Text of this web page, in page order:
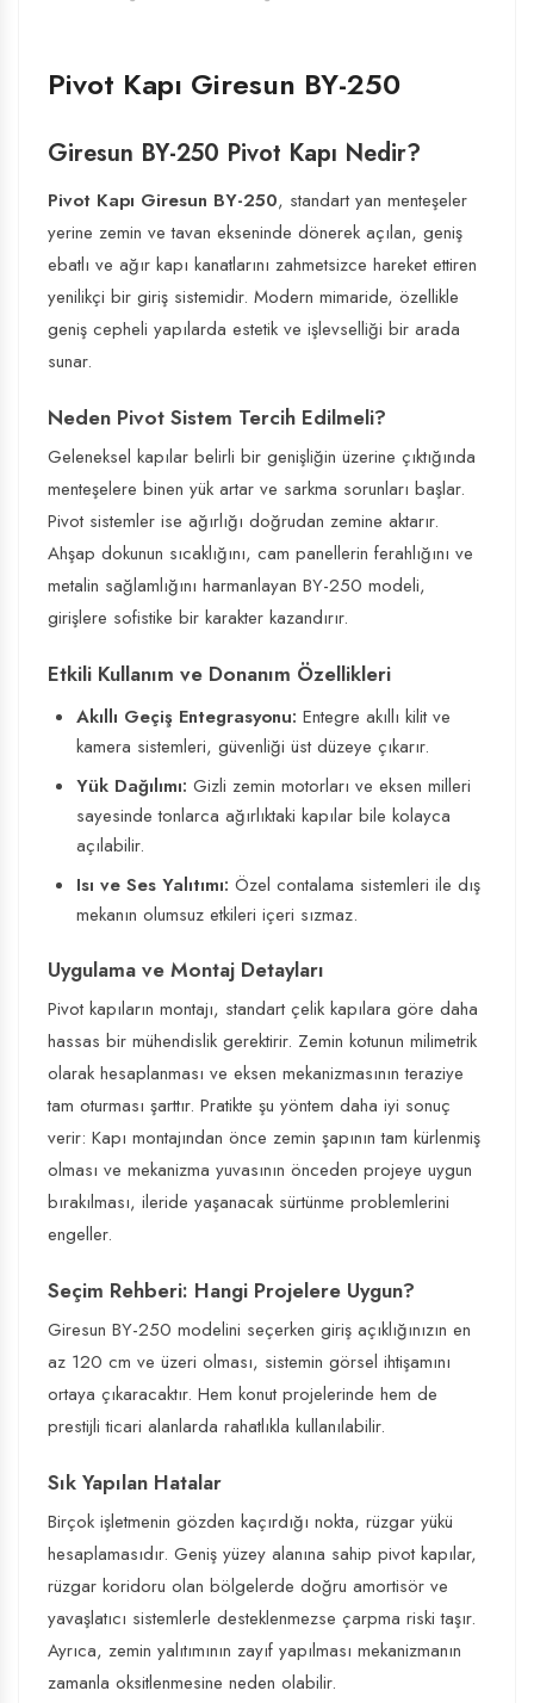
Pivot Kapı Giresun BY-250
Giresun BY-250 Pivot Kapı Nedir?
Pivot Kapı Giresun BY-250, standart yan menteşeler
yerine zemin ve tavan ekseninde dönerek açılan, geniş
ebatlı ve ağır kapı kanatlarını zahmetsizce hareket ettiren
yenilikçi bir giriş sistemidir. Modern mimaride, özellikle
geniş cepheli yapılarda estetik ve işlevselliği bir arada
sunar.
Neden Pivot Sistem Tercih Edilmeli?
Geleneksel kapılar belirli bir genişliğin üzerine çıktığında
menteşelere binen yük artar ve sarkma sorunları başlar.
Pivot sistemler ise ağırlığı doğrudan zemine aktarır.
Ahşap dokunun sıcaklığını, cam panellerin ferahlığını ve
metalin sağlamlığını harmanlayan BY-250 modeli,
girişlere sofistike bir karakter kazandırır.
Etkili Kullanım ve Donanım Özellikleri
Akıllı Geçiş Entegrasyonu: Entegre akıllı kilit ve
kamera sistemleri, güvenliği üst düzeye çıkarır.
Yük Dağılımı: Gizli zemin motorları ve eksen milleri
sayesinde tonlarca ağırlıktaki kapılar bile kolayca
açılabilir.
Isı ve Ses Yalıtımı: Özel contalama sistemleri ile dış
mekanın olumsuz etkileri içeri sızmaz.
Uygulama ve Montaj Detayları
Pivot kapıların montajı, standart çelik kapılara göre daha
hassas bir mühendislik gerektirir. Zemin kotunun milimetrik
olarak hesaplanması ve eksen mekanizmasının teraziye
tam oturması şarttır. Pratikte şu yöntem daha iyi sonuç
verir: Kapı montajından önce zemin şapının tam kürlenmiş
olması ve mekanizma yuvasının önceden projeye uygun
bırakılması, ileride yaşanacak sürtünme problemlerini
engeller.
Seçim Rehberi: Hangi Projelere Uygun?
Giresun BY-250 modelini seçerken giriş açıklığınızın en
az 120 cm ve üzeri olması, sistemin görsel ihtişamını
ortaya çıkaracaktır. Hem konut projelerinde hem de
prestijli ticari alanlarda rahatlıkla kullanılabilir.
Sık Yapılan Hatalar
Birçok işletmenin gözden kaçırdığı nokta, rüzgar yükü
hesaplamasıdır. Geniş yüzey alanına sahip pivot kapılar,
rüzgar koridoru olan bölgelerde doğru amortisör ve
yavaşlatıcı sistemlerle desteklenmezse çarpma riski taşır.
Ayrıca, zemin yalıtımının zayıf yapılması mekanizmanın
zamanla oksitlenmesine neden olabilir.